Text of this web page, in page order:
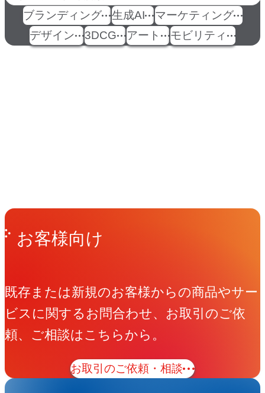
ブランディング 生成AI
マーケティング
デザイン
3DCG アート モビリティ
Get in Touchお問い合わせ
お客様向け
既存または新規のお客様からの商品やサー
ビスに関するお問合わせ、お取引のご依
頼、ご相談はこちらから。
お取引のご依頼・相談